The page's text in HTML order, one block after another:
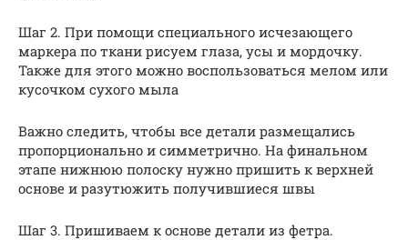
Шаг 2. При помощи специального исчезающего
маркера по ткани рисуем глаза, усы и мордочку.
Также для этого можно воспользоваться мелом или
кусочком сухого мыла
Важно следить, чтобы все детали размещались
пропорционально и симметрично. На финальном
этапе нижнюю полоску нужно пришить к верхней
основе и разутюжить получившиеся швы
Шаг 3. Пришиваем к основе детали из фетра.